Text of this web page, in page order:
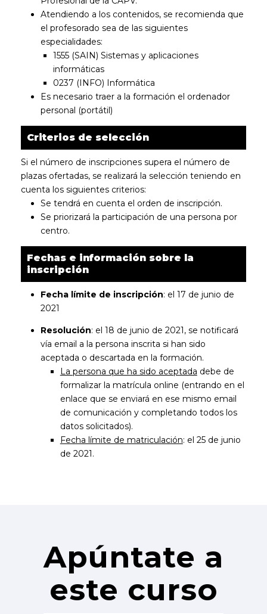
Atendiendo a los contenidos, se recomienda que
el profesorado sea de las siguientes
especialidades:
1555 (SAIN) Sistemas y aplicaciones
informáticas
0237 (INFO) Informática
Es necesario traer a la formación el ordenador
personal (portátil)
Criterios de selección
Si el número de inscripciones supera el número de
plazas ofertadas, se realizará la selección teniendo en
cuenta los siguientes criterios:
Se tendrá en cuenta el orden de inscripción.
Se priorizará la participación de una persona por
centro.
Fechas e información sobre la
inscripción
Fecha límite de inscripción: el 17 de junio de
2021
Resolución: el 18 de junio de 2021, se notificará
vía email a la persona inscrita si han sido
aceptada o descartada en la formación.
La persona que ha sido aceptada debe de
formalizar la matrícula online (entrando en el
enlace que se enviará en ese mismo email
de comunicación y completando todos los
datos solicitados).
Fecha límite de matriculación: el 25 de junio
de 2021.
Apúntate a
este curso